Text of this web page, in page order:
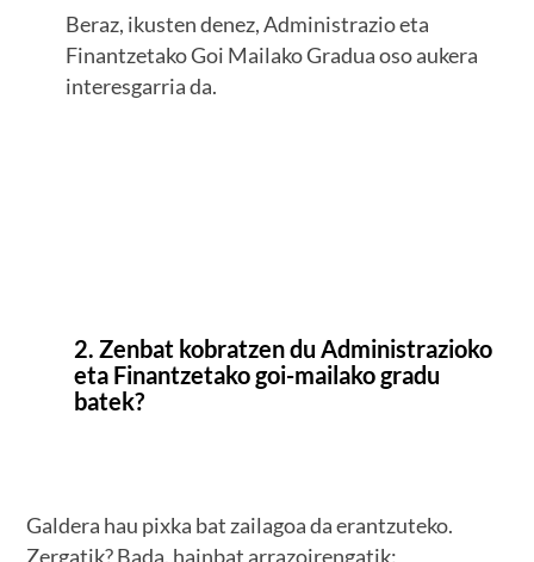
Beraz, ikusten denez, Administrazio eta
Finantzetako Goi Mailako Gradua oso aukera
interesgarria da.
2. Zenbat kobratzen du Administrazioko
eta Finantzetako goi-mailako gradu
batek?
Galdera hau pixka bat zailagoa da erantzuteko.
Zergatik? Bada, hainbat arrazoirengatik: